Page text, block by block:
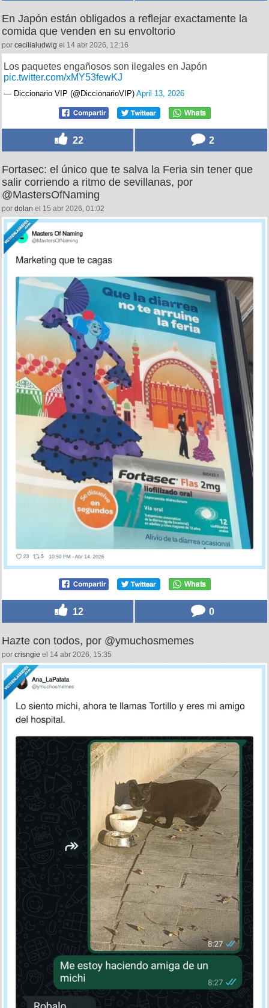
En Japón están obligados a reflejar exactamente la
comida que venden en su envoltorio
por cecilialudwig el 14 abr 2026, 12:16
Los paquetes engañosos son ilegales en Japón
pic.twitter.com/xMY53fewKJ
— Diccionario VIP (@DiccionarioVIP) April 13, 2026
22 2
Fortasec: el único que te salva la Feria sin tener que
salir corriendo a ritmo de sevillanas, por
@MastersOfNaming
por dolan el 15 abr 2026, 01:02
12 0
Hazte con todos, por @ymuchosmemes
por crisngie el 14 abr 2026, 15:35